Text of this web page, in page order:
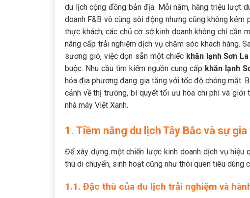
du lịch cộng đồng bản địa. Mỗi năm, hàng triệu lượt
doanh F&B vô cùng sôi động nhưng cũng không
thực khách, các chủ cơ sở kinh doanh không chỉ cần
nâng cấp trải nghiệm dịch vụ chăm sóc khách hàng.
sương gió, việc dọn sẵn một chiếc khăn lạnh Sơn La
buộc. Nhu cầu tìm kiếm nguồn cung cấp khăn lạnh
hóa địa phương đang gia tăng với tốc độ chóng mặt.
cảnh về thị trường, bí quyết tối ưu hóa chi phí và giới
nhà máy Việt Xanh.
1. Tiềm năng du lịch Tây Bắc và sự
Để xây dựng một chiến lược kinh doanh dịch vụ
thù di chuyển, sinh hoạt cũng như thói quen tiêu dùng
1.1. Đặc thù của du lịch trải nghiệm và